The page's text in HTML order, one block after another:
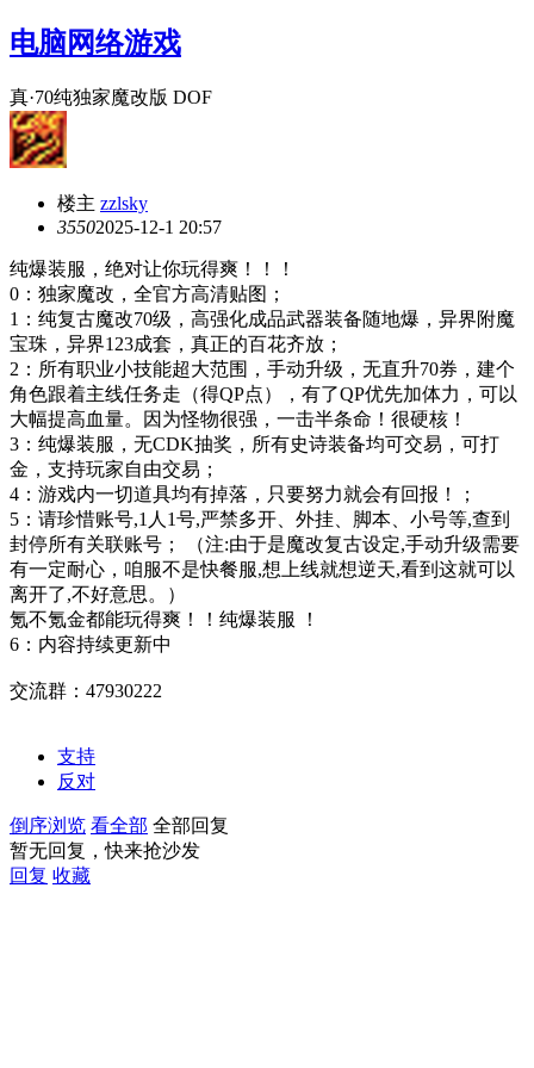
电脑网络游戏
真·70纯独家魔改版 DOF
楼主 zzlsky
35502025-12-1 20:57
纯爆装服，绝对让你玩得爽！！！
0：独家魔改，全官方高清贴图；
1：纯复古魔改70级，高强化成品武器装备随地爆，异界附魔
宝珠，异界123成套，真正的百花齐放；
2：所有职业小技能超大范围，手动升级，无直升70券，建个
角色跟着主线任务走（得QP点），有了QP优先加体力，可以
大幅提高血量。因为怪物很强，一击半条命！很硬核！
3：纯爆装服，无CDK抽奖，所有史诗装备均可交易，可打
金，支持玩家自由交易；
4：游戏内一切道具均有掉落，只要努力就会有回报！；
5：请珍惜账号,1人1号,严禁多开、外挂、脚本、小号等,查到
封停所有关联账号； （注:由于是魔改复古设定,手动升级需要
有一定耐心，咱服不是快餐服,想上线就想逆天,看到这就可以
离开了,不好意思。）
氪不氪金都能玩得爽！！纯爆装服 ！
6：内容持续更新中
交流群：47930222
支持
反对
倒序浏览 看全部 全部回复
暂无回复，快来抢沙发
回复 收藏